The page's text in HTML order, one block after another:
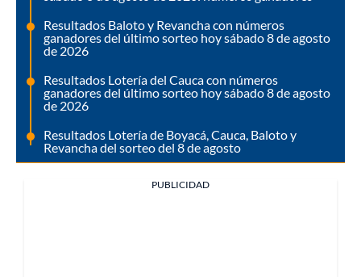
Resultados Baloto y Revancha con números
ganadores del último sorteo hoy sábado 8 de agosto
de 2026
Resultados Lotería del Cauca con números
ganadores del último sorteo hoy sábado 8 de agosto
de 2026
Resultados Lotería de Boyacá, Cauca, Baloto y
Revancha del sorteo del 8 de agosto
PUBLICIDAD